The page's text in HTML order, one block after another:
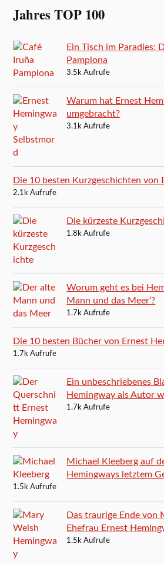
Jahres TOP 100
Ein Tisch im Paradies:
Pamplona
3.5k Aufrufe
Warum hat Ernest
umgebracht?
3.1k Aufrufe
Die 10 besten Kurzgeschichten von
2.1k Aufrufe
Die kürzeste
1.8k Aufrufe
Worum geht es bei
Mann und das Meer‘?
1.7k Aufrufe
Die 10 besten Bücher von Ernest
1.7k Aufrufe
Ein unbeschriebenes
Hemingway als Autor
1.7k Aufrufe
Michael Kleeberg auf
Hemingways letztem
1.5k Aufrufe
Das traurige Ende von
Ehefrau Ernest
1.5k Aufrufe